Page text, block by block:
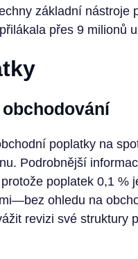
základní nástroje
přes 9 milionů
poplatky na
Podrobnější
poplatek 0,1 %
ohledu na
revizi své struktury